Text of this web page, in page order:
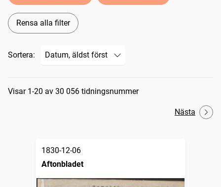
Rensa alla filter
Sortera:
Sökresultat
Visar 1-20 av 30 056 tidningsnummer
Nästa
1830-12-06
Aftonbladet